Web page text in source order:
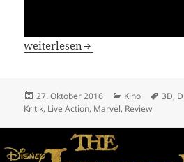
Marvel’s Doctor Strange
weiterlesen
Veröffentlicht
am
27. Oktober 2016 Kategorien
Kino 3D,
Kritik, Live Action, Marvel, Review